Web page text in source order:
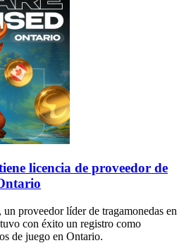
licencia de proveedor de
proveedor líder de tragamonedas en
con éxito un registro como
de juego en Ontario.